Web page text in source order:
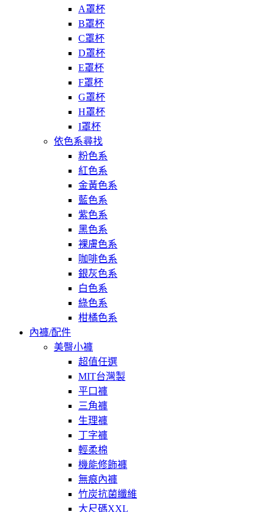
A罩杯
B罩杯
C罩杯
D罩杯
E罩杯
F罩杯
G罩杯
H罩杯
I罩杯
依色系尋找
粉色系
紅色系
金黃色系
藍色系
紫色系
黑色系
裸膚色系
咖啡色系
銀灰色系
白色系
綠色系
柑橘色系
內褲/配件
美臀小褲
超值任選
MIT台灣製
平口褲
三角褲
生理褲
丁字褲
輕柔棉
機能修飾褲
無痕內褲
竹炭抗菌纖維
大尺碼XXL